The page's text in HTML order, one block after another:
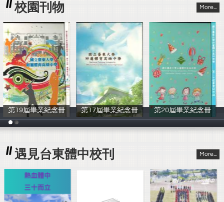
校園刊物 More...
冊
第17屆畢業紀念冊
台東體中
第20屆畢業紀念冊
台東體中
第23屆畢業紀念
台東體中
遇見台東體中校刊 More...